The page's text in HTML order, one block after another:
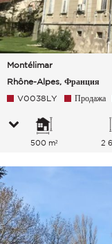
Montélimar
Rhône-Alpes, Франция
V0038LY Продажа
500 m² 2